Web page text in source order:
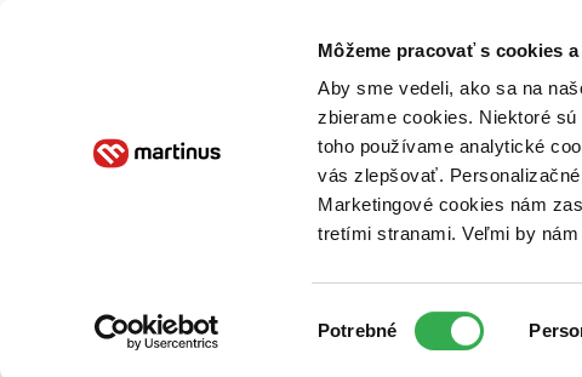
Môžeme pracovať s cookies
Aby sme vedeli, ako sa na
zbierame cookies. Niektoré
toho používame analytické
vás zlepšovať.
Marketingové cookies nám
tretími stranami. Veľmi by
súhlasu
Potrebné
Poukážky Kontakt